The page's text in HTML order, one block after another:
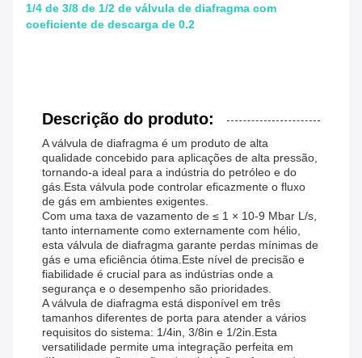
1/4 de 3/8 de 1/2 de válvula de diafragma com
coeficiente de descarga de 0.2
Descrição do produto:
A válvula de diafragma é um produto de alta
qualidade concebido para aplicações de alta pressão,
tornando-a ideal para a indústria do petróleo e do
gás.Esta válvula pode controlar eficazmente o fluxo
de gás em ambientes exigentes.
Com uma taxa de vazamento de ≤ 1 × 10-9 Mbar L/s,
tanto internamente como externamente com hélio,
esta válvula de diafragma garante perdas mínimas de
gás e uma eficiência ótima.Este nível de precisão e
fiabilidade é crucial para as indústrias onde a
segurança e o desempenho são prioridades.
A válvula de diafragma está disponível em três
tamanhos diferentes de porta para atender a vários
requisitos do sistema: 1/4in, 3/8in e 1/2in.Esta
versatilidade permite uma integração perfeita em